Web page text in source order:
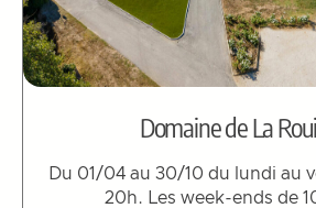
Domaine de La
Du 01/04 au 30/10 du lundi au
20h. Les week-ends de